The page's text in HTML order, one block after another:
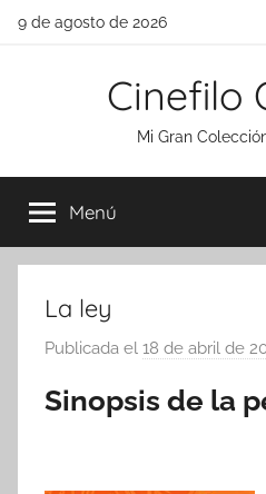
Saltar
9 de agosto de 2026
Cinefilo
Mi Gran
Menú
La ley
Publicada el 18 de abril de
Sinopsis de la